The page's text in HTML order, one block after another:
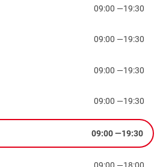
09:00 —19:30
09:00 —19:30
09:00 —19:30
09:00 —19:30
09:00—19:30